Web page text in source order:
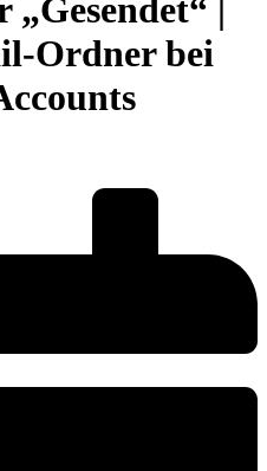
|
Ordner bei